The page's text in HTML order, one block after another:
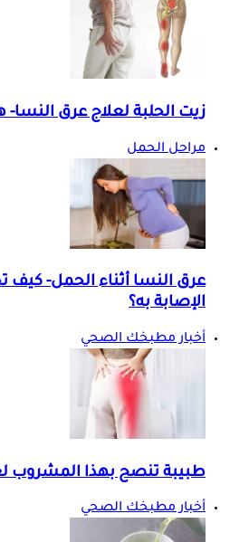
زيت الحلبة لعلاج عرق
مراحل الحمل
عرق النسا أثناء الحمل-
الإصابة به؟
أخبار مطبخك الصحي
طبيبة تنصح بهذا المشروب
أخبار مطبخك الصحي